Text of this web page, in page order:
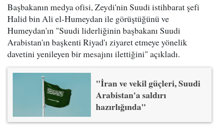
Başbakanın medya ofisi, Zeydi'nin Suudi istihbarat şefi
Halid bin Ali el-Humeydan ile görüştüğünü ve
Humeydan'ın "Suudi liderliğinin başbakanı Suudi
Arabistan'ın başkenti Riyad'ı ziyaret etmeye yönelik
davetini yenileyen bir mesajını ilettiğini" açıkladı.
"İran ve vekil güçleri, Suudi
Arabistan'a saldırı
hazırlığında"